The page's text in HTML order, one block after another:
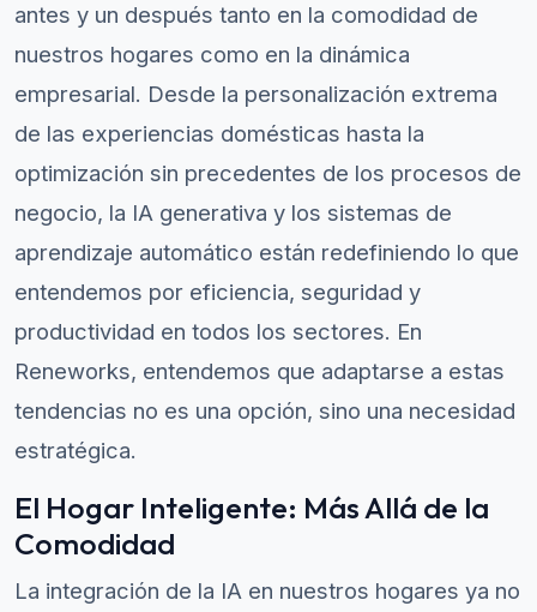
antes y un después tanto en la comodidad de
nuestros hogares como en la dinámica
empresarial. Desde la personalización extrema
de las experiencias domésticas hasta la
optimización sin precedentes de los procesos de
negocio, la IA generativa y los sistemas de
aprendizaje automático están redefiniendo lo que
entendemos por eficiencia, seguridad y
productividad en todos los sectores. En
Reneworks, entendemos que adaptarse a estas
tendencias no es una opción, sino una necesidad
estratégica.
El Hogar Inteligente: Más Allá de la
Comodidad
La integración de la IA en nuestros hogares ya no